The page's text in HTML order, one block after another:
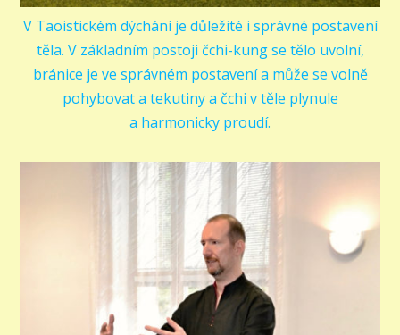
V Taoistickém dýchání je důležité i správné postavení
těla. V základním postoji čchi-kung se tělo uvolní,
bránice je ve správném postavení a může se volně
pohybovat a tekutiny a čchi v těle plynule
a harmonicky proudí.